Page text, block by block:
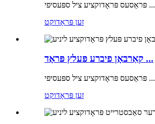
פּראַסעס פּראָדוקציע ציל ספּעסיפי ...
זען פּראָדוקט
קאַרבאָן פיברע פּעלץ פּראָד ...
פּראַסעס פּראָדוקציע ציל ספּעסיפי ...
זען פּראָדוקט